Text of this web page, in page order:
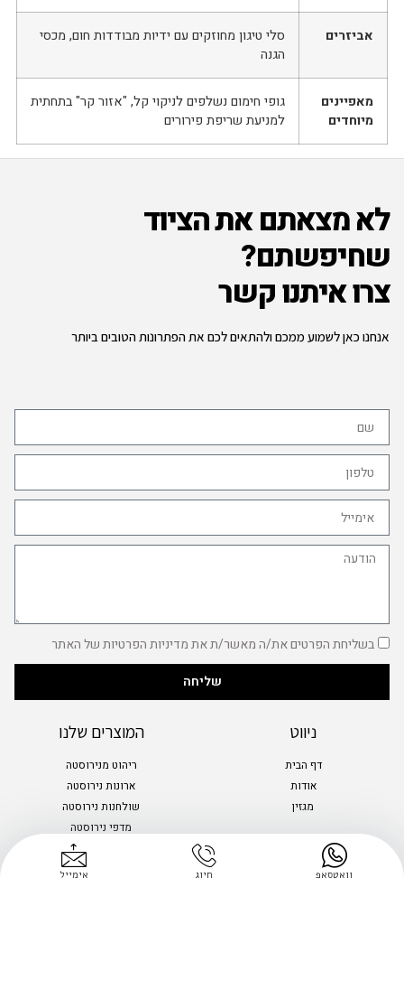
אביזרים
סלי טיגון מחוזקים עם ידיות מבודדות חום, מכסי
הגנה
מאפיינים
מיוחדים
גופי חימום נשלפים לניקוי קל, "אזור קר" בתחתית
למניעת שריפת פירורים
לא מצאתם את הציוד
שחיפשתם?
צרו איתנו קשר
אנחנו כאן לשמוע ממכם ולהתאים לכם את הפתרונות הטובים ביותר
בשליחת הפרטים את/ה מאשר/ת את מדיניות הפרטיות של האתר
שליחה
ניווט
דף הבית
אודות
מגזין
המוצרים שלנו
ריהוט מנירוסטה
ארונות נירוסטה
שולחנות נירוסטה
מדפי נירוסטה
מקפיא דלפק
מקרר עומד
וואטסאפ חיוג אימייל